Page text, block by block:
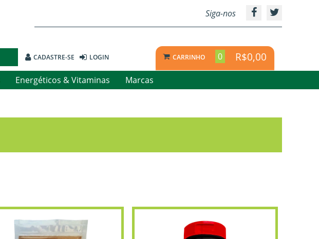
Siga-nos
CADASTRE-SE LOGIN CARRINHO 0 R$0,00
Energéticos & Vitaminas Marcas